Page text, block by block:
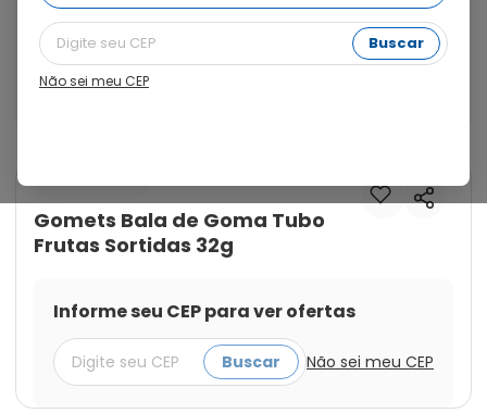
Buscar
Não sei meu CEP
Na hora que bate aquela vontade no meio do dia de
comer um docinho a sua melhor opcao sao as gomas
tubo gometes frutas sortidas dori. Super saboroso e
macias, elas vao satisfazer sua vontade de doce
Gomets Bala de Goma Tubo
Frutas Sortidas 32g
Informe seu CEP para ver ofertas
Buscar Não sei meu CEP